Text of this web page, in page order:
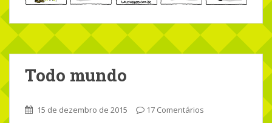
Todo mundo
15 de dezembro de 2015 17 Comentários